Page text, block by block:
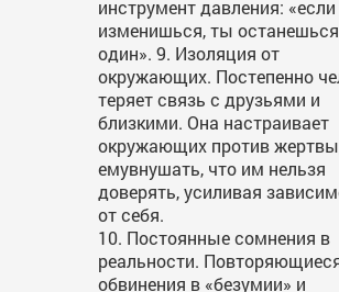
инструмент давления:
изменишься, ты останешься
один». 9. Изоляция от
окружающих. Постепенно
теряет связь с друзьями и
близкими. Она настраивает
окружающих против
емувнушать, что им нельзя
доверять, усиливая
от себя.
10. Постоянные сомнения в
реальности.
обвинения в «безумии» и